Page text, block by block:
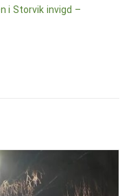
i Storvik invigd –